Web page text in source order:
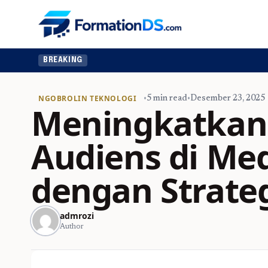
BREAKING
NGOBROLIN TEKNOLOGI •5 min read•Desember 23, 2025
Audiens di
dengan
admrozi
Author